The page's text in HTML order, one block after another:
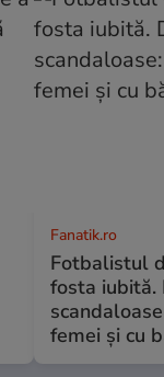
Fanatik.ro
Fotbalistul
fosta iubită.
femei și cu